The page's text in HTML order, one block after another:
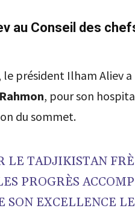
au Conseil des
président Ilham Aliev
, pour son
du sommet.
LE TADJIKISTAN
PROGRÈS
SON EXCELLENCE LE